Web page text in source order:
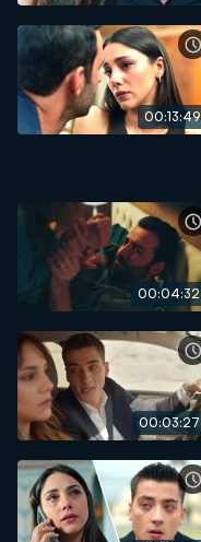
00:13:49
00:04:32
00:03:27